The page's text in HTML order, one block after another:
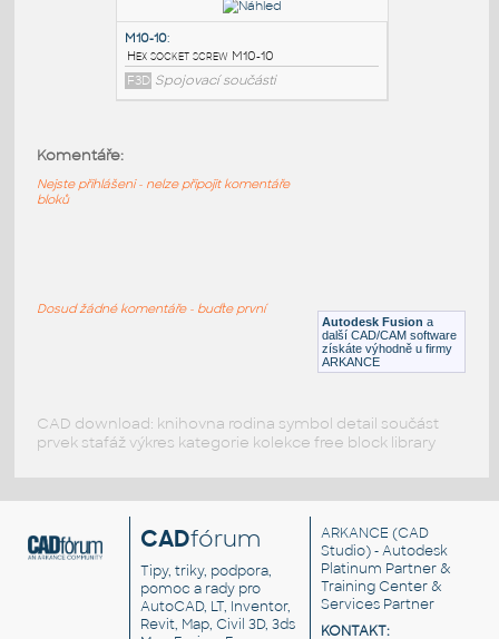
M8-15:
Hex socket screw M8-15
F3D Spojovací součásti
Hex socket screw M2-10
Hex socket screw M10-10
Spojovací součásti
Autodesk Fusion a
další CAD/CAM software
získáte výhodně u firmy
ARKANCE
Komentáře:
Nejste přihlášeni - nelze připojit komentáře
bloků
Dosud žádné komentáře - buďte první
CAD download: knihovna rodina symbol detail součást
prvek stafáž výkres kategorie kolekce free block library
CADfórum
Tipy, triky, podpora,
pomoc a rady pro
AutoCAD, LT, Inventor,
Revit, Map, Civil 3D, 3ds
ARKANCE (CAD
Studio) - Autodesk
Platinum Partner &
Training Center &
Services Partner
KONTAKT: